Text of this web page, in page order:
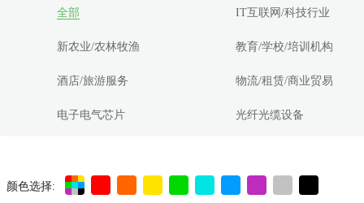
全部 IT互联网/科技行业
新农业/农林牧渔 教育/学校/培训机构
酒店/旅游服务 物流/租赁/商业贸易
电子电气芯片 光纤光缆设备
颜色选择: